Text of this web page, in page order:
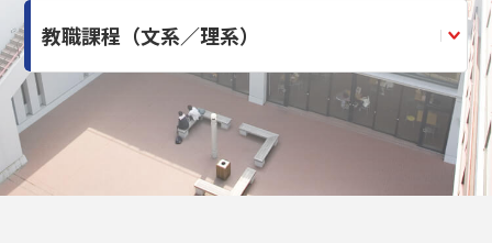
教職課程（文系／理系）